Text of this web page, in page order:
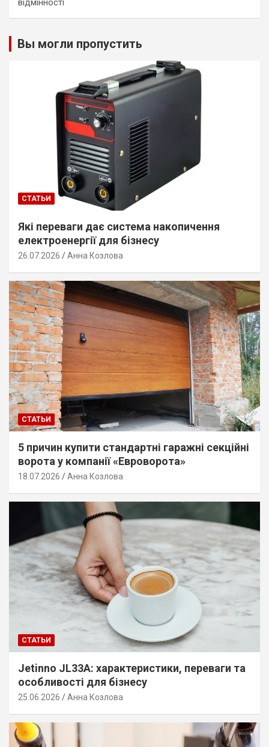
Вы могли пропустить
СТАТЬИ
Які переваги дає система накопичення
електроенергії для бізнесу
26.07.2026 Анна Козлова
СТАТЬИ
5 причин купити стандартні гаражні секційні
ворота у компанії «Евроворота»
18.07.2026 Анна Козлова
СТАТЬИ
Jetinno JL33A: характеристики, переваги та
особливості для бізнесу
25.06.2026 Анна Козлова